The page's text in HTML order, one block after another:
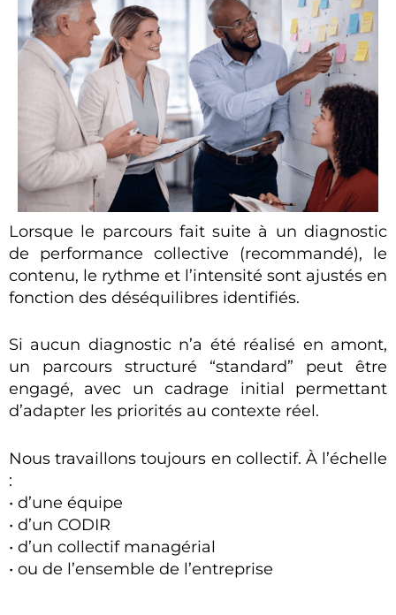
Lorsque le parcours fait suite à un diagnostic
de performance collective (recommandé), le
contenu, le rythme et l’intensité sont ajustés en
fonction des déséquilibres identifiés.
Si aucun diagnostic n’a été réalisé en amont,
un parcours structuré “standard” peut être
engagé, avec un cadrage initial permettant
d’adapter les priorités au contexte réel.
Nous travaillons toujours en collectif. À l’échelle
:
• d’une équipe
• d’un CODIR
• d’un collectif managérial
• ou de l’ensemble de l’entreprise